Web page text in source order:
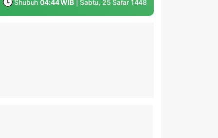
Shubuh 04:44 WIB | Sabtu, 25 Safar 1448